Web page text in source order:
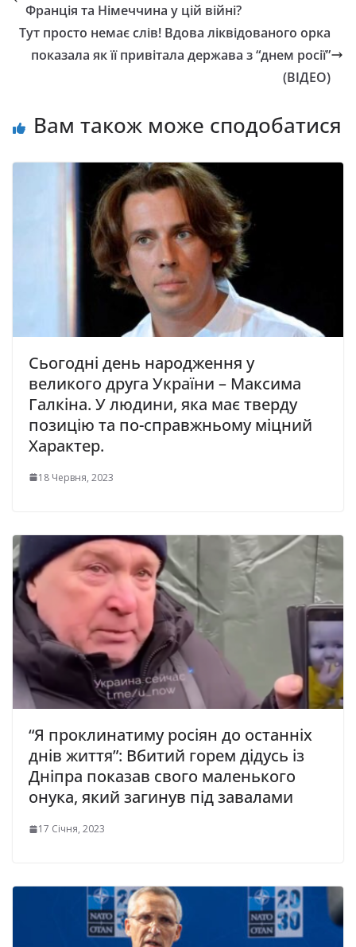
Франція та Німеччина у цій війні?
Тут просто немає слів! Вдова ліквідованого орка
показала як її привітала держава з “днем ​​росії”
(ВІДЕО)
Вам також може сподобатися
Сьогодні день народження у
великого друга України – Максима
Галкіна. У людини, яка має тверду
позицію та по-справжньому міцний
Характер.
18 Червня, 2023
“Я проклинатиму росіян до останніх
днів життя”: Вбитий горем дідусь із
Дніпра показав свого маленького
онука, який загинув під завалами
17 Січня, 2023